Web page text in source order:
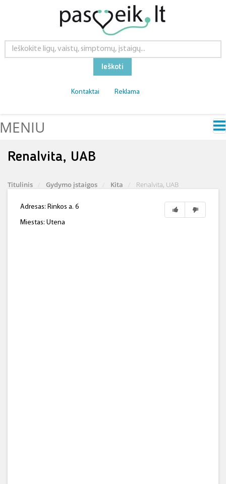
Ieškoti
Kontaktai Reklama
MENIU
Renalvita, UAB
Titulinis Gydymo įstaigos Kita Renalvita, UAB
Adresas: Rinkos a. 6
Miestas: Utena